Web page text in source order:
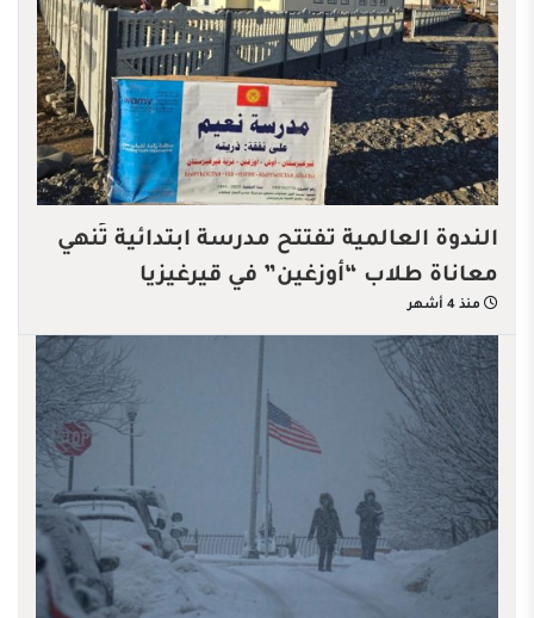
الندوة العالمية تفتتح مدرسة ابتدائية تُنهي
معاناة طلاب “أوزغين” في قيرغيزيا
منذ 4 أشهر